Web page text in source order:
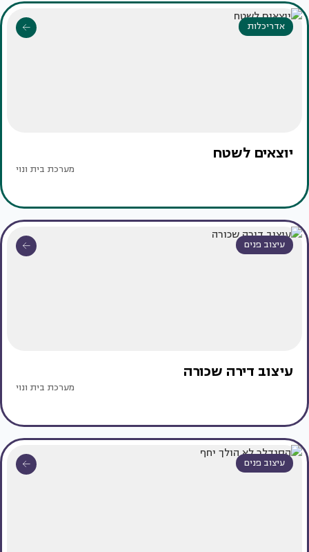
אדריכלות
יוצאים לשטח
מערכת בית ונוי
עיצוב פנים
עיצוב דירה שכורה
מערכת בית ונוי
עיצוב פנים